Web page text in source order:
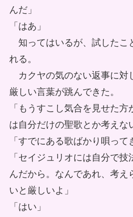
んだ」
「はあ」
知ってはいるが、試したこ
れる。
カクヤの気のない返事に対
厳しい言葉が跳んできた。
「もうすこし気合を見せた
は自分だけの聖歌とか考えな
「すでにある歌ばかり唄って
「セイジュリオには自分で
んだから。なんであれ、考え
いと厳しいよ」
「はい」